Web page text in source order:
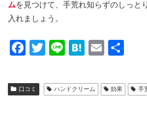
ムを見つけて、手荒れ知らずのしっと
入れましょう。
F
c
e
T
tt
er
Li
e
H
e
n
E
ail
口コミ ハンドクリーム 効果 手